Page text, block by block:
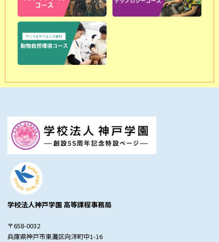
学校法人神戸学園 高等課程事務局
〒658-0032
兵庫県神戸市東灘区向洋町中1-16